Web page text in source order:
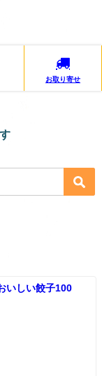
お取り寄せ
いしい餃子100